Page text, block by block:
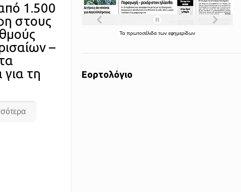
1.500
στους
–
τη
Τα πρωτοσέλιδα των εφημερίδων
Εορτολόγιο